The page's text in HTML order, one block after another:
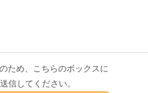
ため、こちらのボックスに
信してください。